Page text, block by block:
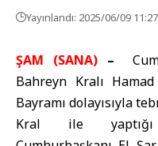
Yayınlandı: 2025/06/09
ŞAM (SANA)–
Bahreyn Kralı
Bayramı dolayısıyla
Kral ile yaptığı